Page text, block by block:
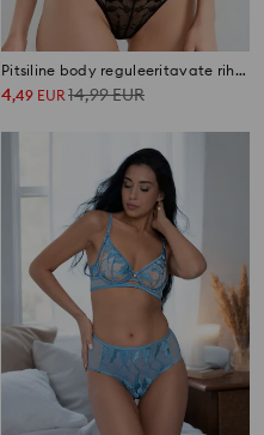
Pitsiline body reguleeritavate rihmadega
4,49 EUR 14,99EUR